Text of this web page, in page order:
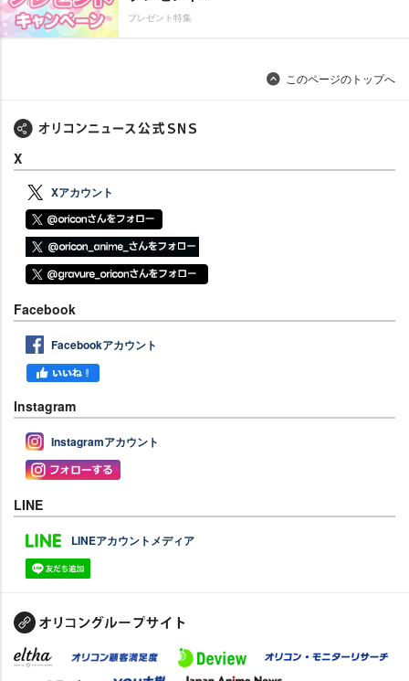
プレゼント特集
このページのトップへ
X
Xアカウント
Facebook
Facebookアカウント
Instagram
Instagramアカウント
LINE
LINEアカウントメディア